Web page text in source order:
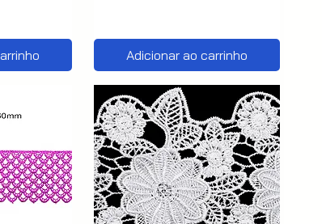
Adicionar ao carrinho